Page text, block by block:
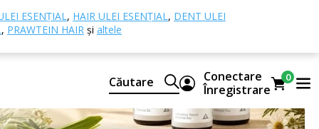
ESENȚIAL, HAIR ULEI ESENȚIAL, DENT ULEI
, PRAWTEIN HAIR și altele
Căutare
Conectare
Înregistrare
0